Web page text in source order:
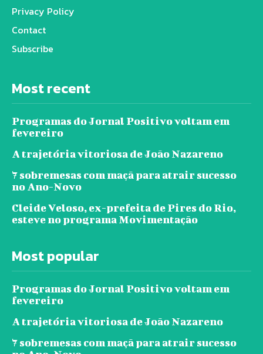
Privacy Policy
Contact
Subscribe
Most recent
Programas do Jornal Positivo voltam em
fevereiro
A trajetória vitoriosa de João Nazareno
7 sobremesas com maçã para atrair sucesso
no Ano-Novo
Cleide Veloso, ex-prefeita de Pires do Rio,
esteve no programa Movimentação
Most popular
Programas do Jornal Positivo voltam em
fevereiro
A trajetória vitoriosa de João Nazareno
7 sobremesas com maçã para atrair sucesso